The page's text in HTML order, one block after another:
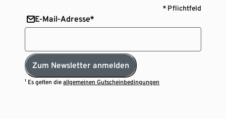
* Pflichtfeld
E-Mail-Adresse*
Zum Newsletter anmelden
¹ Es gelten dieallgemeinen Gutscheinbedingungen